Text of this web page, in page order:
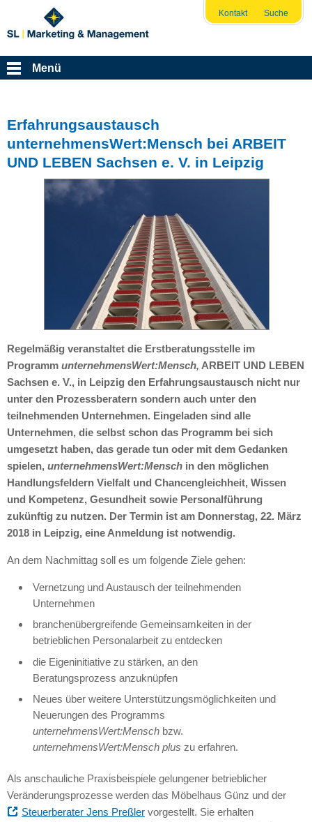
Kontakt Suche
Menü
Erfahrungsaustausch
unternehmensWert:Mensch bei ARBEIT
UND LEBEN Sachsen e. V. in Leipzig
Regelmäßig veranstaltet die Erstberatungsstelle im
Programm unternehmensWert:Mensch, ARBEIT UND LEBEN
Sachsen e. V., in Leipzig den Erfahrungsaustausch nicht nur
unter den Prozessberatern sondern auch unter den
teilnehmenden Unternehmen. Eingeladen sind alle
Unternehmen, die selbst schon das Programm bei sich
umgesetzt haben, das gerade tun oder mit dem Gedanken
spielen, unternehmensWert:Menschin den möglichen
Handlungsfeldern Vielfalt und Chancengleichheit, Wissen
und Kompetenz, Gesundheit sowie Personalführung
zukünftig zu nutzen. Der Termin ist am Donnerstag, 22. März
2018 in Leipzig, eine Anmeldung ist notwendig.
An dem Nachmittag soll es um folgende Ziele gehen:
Vernetzung und Austausch der teilnehmenden
Unternehmen
branchenübergreifende Gemeinsamkeiten in der
betrieblichen Personalarbeit zu entdecken
die Eigeninitiative zu stärken, an den
Beratungsprozess anzuknüpfen
Neues über weitere Unterstützungsmöglichkeiten und
Neuerungen des Programms
unternehmensWert:Mensch bzw.
unternehmensWert:Mensch plus zu erfahren.
Als anschauliche Praxisbeispiele gelungener betrieblicher
Veränderungsprozesse werden das Möbelhaus Günz und der
Steuerberater Jens Preßlervorgestellt. Sie erhalten